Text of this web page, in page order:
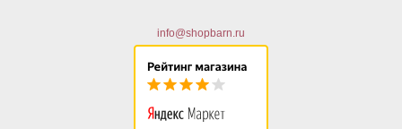
info@shopbarn.ru